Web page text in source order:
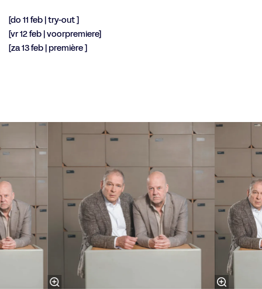
[do 11 feb | try-out ]
[vr 12 feb | voorpremiere]
[za 13 feb | première ]
Overslaan